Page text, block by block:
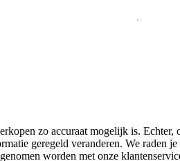
zo accuraat mogelijk is. Echter,
geregeld veranderen. We raden
worden met onze